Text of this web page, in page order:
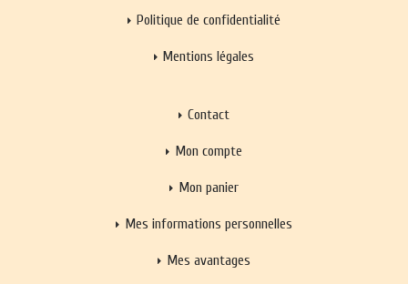
Politique de confidentialité
Mentions légales
Contact
Mon compte
Mon panier
Mes informations personnelles
Mes avantages